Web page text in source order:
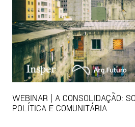
WEBINAR | A CONSOLIDAÇÃO:
POLÍTICA E COMUNITÁRIA